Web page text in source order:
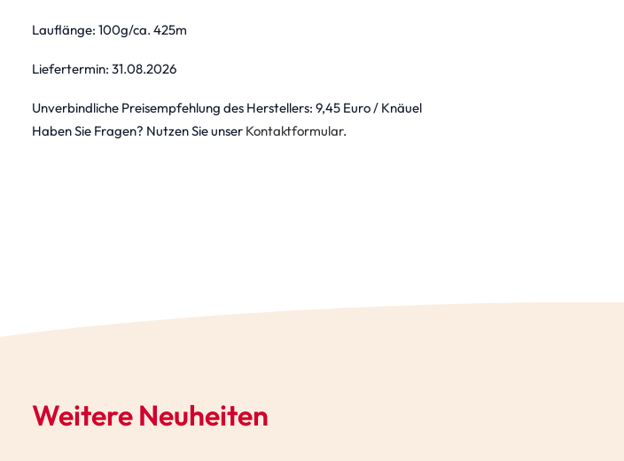
Lauflänge: 100g/ca. 425m
Liefertermin: 31.08.2026
Unverbindliche Preisempfehlung des Herstellers: 9,45 Euro / Knäuel
Haben Sie Fragen? Nutzen Sie unser Kontaktformular.
Weitere Neuheiten